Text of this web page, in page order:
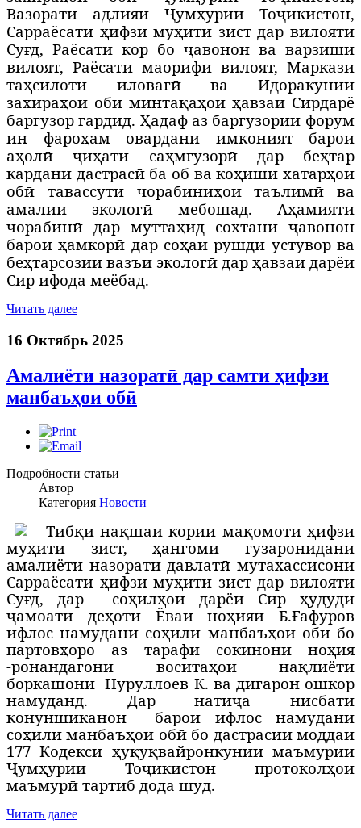
Вазорати адлияи Ҷумҳурии Тоҷикистон,
Сарраёсати ҳифзи муҳити зист дар вилояти
Суғд, Раёсати кор бо ҷавонон ва варзиши
вилоят, Раёсати маорифи вилоят, Маркази
таҳсилоти иловагӣва Идоракунии
захираҳои оби минтақаҳои ҳавзаи Сирдарё
баргузор гардид. Ҳадаф аз баргузории форум
ин фароҳам овардани имконият барои
аҳолӣ ҷиҳати саҳмгузорӣдар беҳтар
кардани дастрасӣба об ва коҳиши хатарҳои
обӣ тавассути чорабиниҳои таълимӣ ва
амалии экологӣ мебошад. Аҳамияти
чорабинӣ дар муттаҳид сохтани ҷавонон
бароиҳамкорӣ дар соҳаи рушди устувор ва
беҳтарсозии вазъи экологӣ дар ҳавзаи дарёи
Сир ифода меёбад.
Читать далее
16 Октябрь 2025
Амалиёти назоратӣ дар самти ҳифзи
манбаъҳои обӣ
Подробности статьи
Автор
Категория Новости
Тибқи нақшаи кории мақомоти ҳифзи
муҳити зист, ҳангоми гузаронидани
амалиёти назорати давлатӣ мутахассисони
Сарраёсати ҳифзи муҳити зист дар вилояти
Суғд, дар
соҳилҳои дарёи Сир ҳудуди
ҷамоати деҳоти Ёваи ноҳияи Б.Ғафуров
ифлос намудани соҳили манбаъҳои обӣ бо
партовҳоро аз тарафи сокинони ноҳия
-ронандагони воситаҳои нақлиёти
боркашонӣ Нуруллоев К. ва дигарон ошкор
намуданд. Дар натиҷа нисбати
конуншиканон
барои ифлос намудани
соҳили манбаъҳои обӣ бо дастрасии моддаи
177 Кодекси ҳуқуқвайронкунии маъмурии
Ҷумҳурии Тоҷикистон протоколҳои
маъмурӣ тартиб дода шуд.
Читать далее